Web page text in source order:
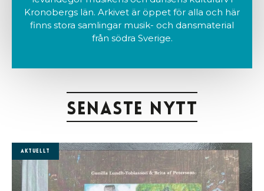
Kronobergs län. Arkivet är öppet för alla och här
finns stora samlingar musik- och dansmaterial
från södra Sverige.
Senaste nytt
Aktuellt